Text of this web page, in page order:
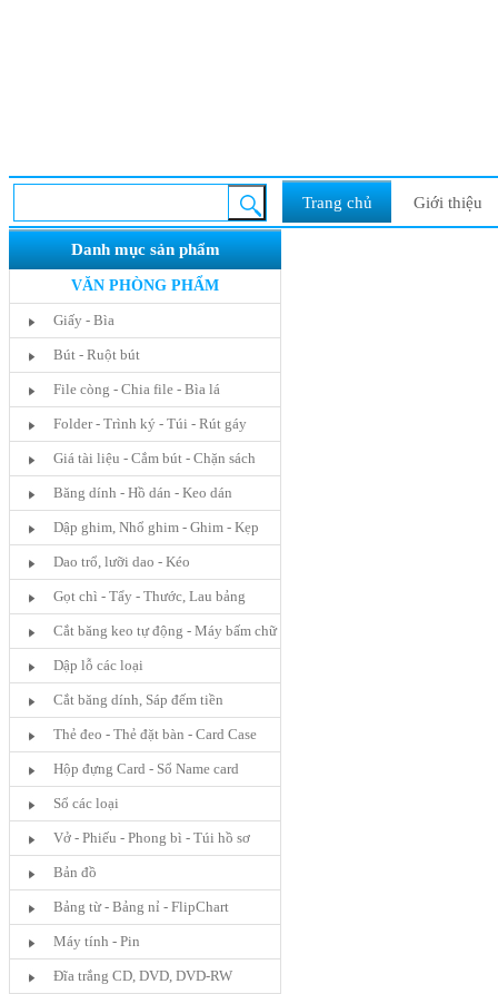
Trang chủ Giới thiệu
Danh mục sản phẩm
VĂN PHÒNG PHẨM
Giấy - Bìa
Bút - Ruột bút
File còng - Chia file - Bìa lá
Folder - Trình ký - Túi - Rút gáy
Giá tài liệu - Cắm bút - Chặn sách
Băng dính - Hồ dán - Keo dán
Dập ghim, Nhổ ghim - Ghim - Kẹp
Dao trổ, lưỡi dao - Kéo
Gọt chì - Tẩy - Thước, Lau bảng
Cắt băng keo tự động - Máy bấm chữ
nổi
Dập lỗ các loại
Cắt băng dính, Sáp đếm tiền
Thẻ đeo - Thẻ đặt bàn - Card Case
Hộp đựng Card - Sổ Name card
Sổ các loại
Vở - Phiếu - Phong bì - Túi hồ sơ
Bản đồ
Bảng từ - Bảng nỉ - FlipChart
Máy tính - Pin
Đĩa trắng CD, DVD, DVD-RW